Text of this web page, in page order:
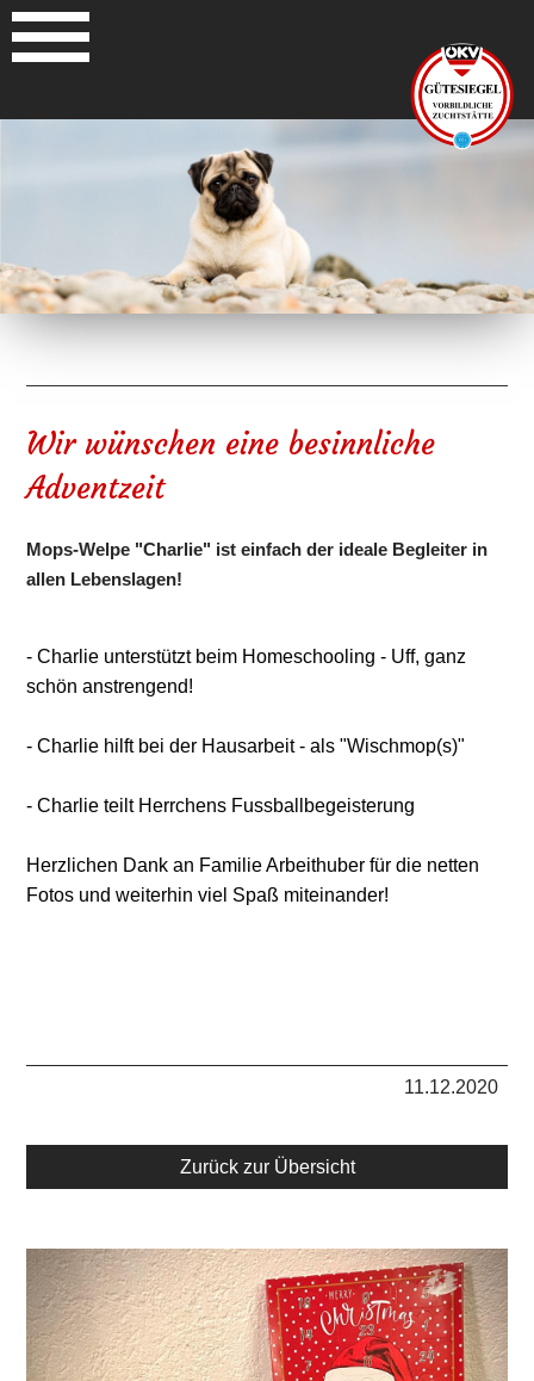
Wir wünschen eine besinnliche
Adventzeit
Mops-Welpe "Charlie" ist einfach der ideale Begleiter in
allen Lebenslagen!
- Charlie unterstützt beim Homeschooling - Uff, ganz
schön anstrengend!
- Charlie hilft bei der Hausarbeit - als "Wischmop(s)"
- Charlie teilt Herrchens Fussballbegeisterung
Herzlichen Dank an Familie Arbeithuber für die netten
Fotos und weiterhin viel Spaß miteinander!
11.12.2020
Zurück zur Übersicht